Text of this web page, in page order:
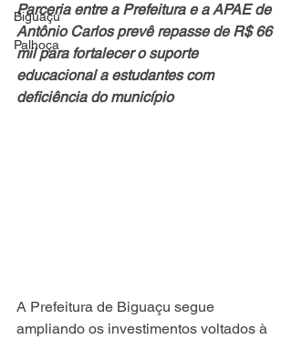
Biguaçu
Palhoça
Parceria entre a Prefeitura e a APAE de
Antônio Carlos prevê repasse de R$ 66
mil para fortalecer o suporte
educacional a estudantes com
deficiência do município
A Prefeitura de Biguaçu segue
ampliando os investimentos voltados à